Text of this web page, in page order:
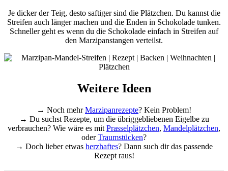
Je dicker der Teig, desto saftiger sind die Plätzchen. Du kannst die
Streifen auch länger machen und die Enden in Schokolade tunken.
Schneller geht es wenn du die Schokolade einfach in Streifen auf
den Marzipanstangen verteilst.
Weitere Ideen
→ Noch mehrMarzipanrezepte? Kein Problem!
→ Du suchst Rezepte, um die übriggebliebenen Eigelbe zu
verbrauchen? Wie wäre es mit Prasselplätzchen, Mandelplätzchen,
oderTraumstücken?
→ Doch lieber etwas herzhaftes? Dann such dir das passende
Rezept raus!